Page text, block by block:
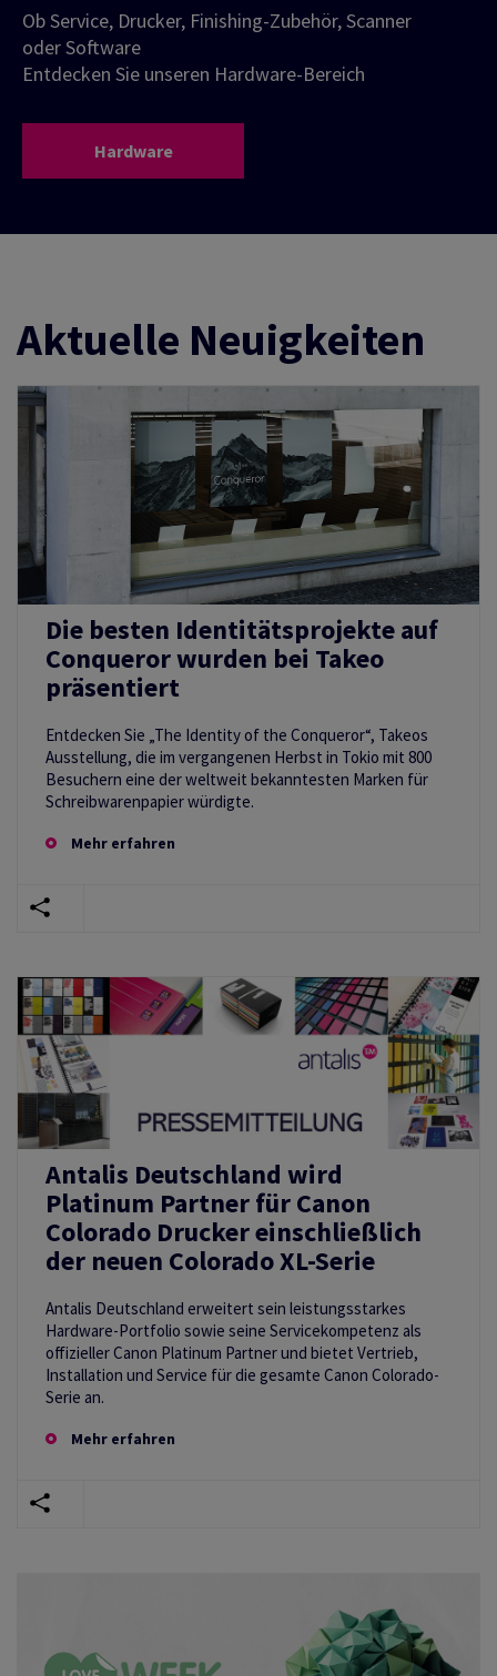
Ob Service, Drucker, Finishing-Zubehör, Scanner
oder Software
Entdecken Sie unseren Hardware-Bereich
Hardware
Aktuelle Neuigkeiten
Die besten Identitätsprojekte auf
Conqueror wurden bei Takeo
präsentiert
Entdecken Sie „The Identity of the Conqueror“, Takeos
Ausstellung, die im vergangenen Herbst in Tokio mit 800
Besuchern eine der weltweit bekanntesten Marken für
Schreibwarenpapier würdigte.
Mehr erfahren
Antalis Deutschland wird
Platinum Partner für Canon
Colorado Drucker einschließlich
der neuen Colorado XL-Serie
Antalis Deutschland erweitert sein leistungsstarkes
Hardware-Portfolio sowie seine Servicekompetenz als
offizieller Canon Platinum Partner und bietet Vertrieb,
Installation und Service für die gesamte Canon Colorado-
Serie an.
Mehr erfahren